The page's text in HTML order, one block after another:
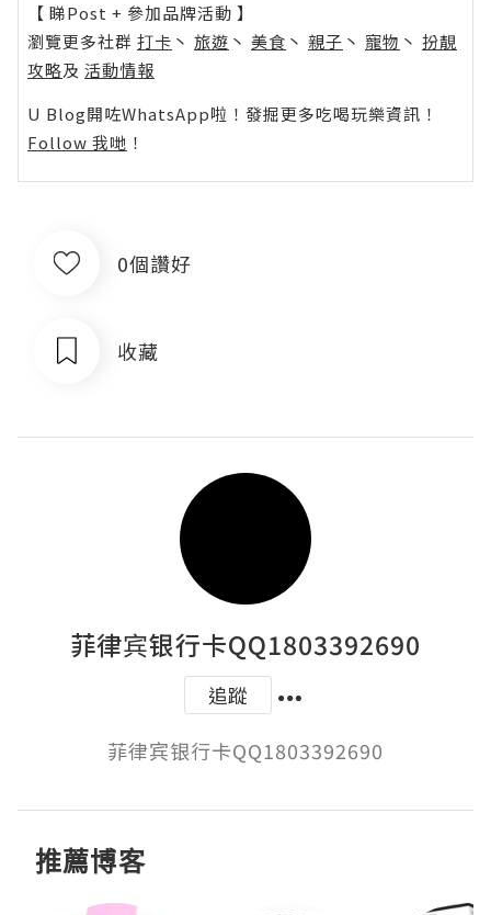
【 睇Post + 參加品牌活動 】
瀏覽更多社群 打卡 丶 旅遊 丶 美食 丶 親子 丶 寵物 丶 扮靚
攻略及 活動情報
U Blog開咗WhatsApp啦！發掘更多吃喝玩樂資訊！
Follow 我哋 ！
0個讚好
收藏
菲律宾银行卡QQ1803392690
追蹤
菲律宾银行卡QQ1803392690
推薦博客